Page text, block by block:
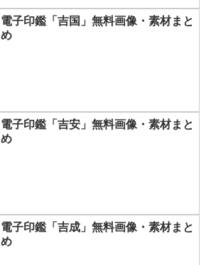
電子印鑑「吉国」無料画像・素材まと
め
電子印鑑「吉安」無料画像・素材まと
め
電子印鑑「吉成」無料画像・素材まと
め